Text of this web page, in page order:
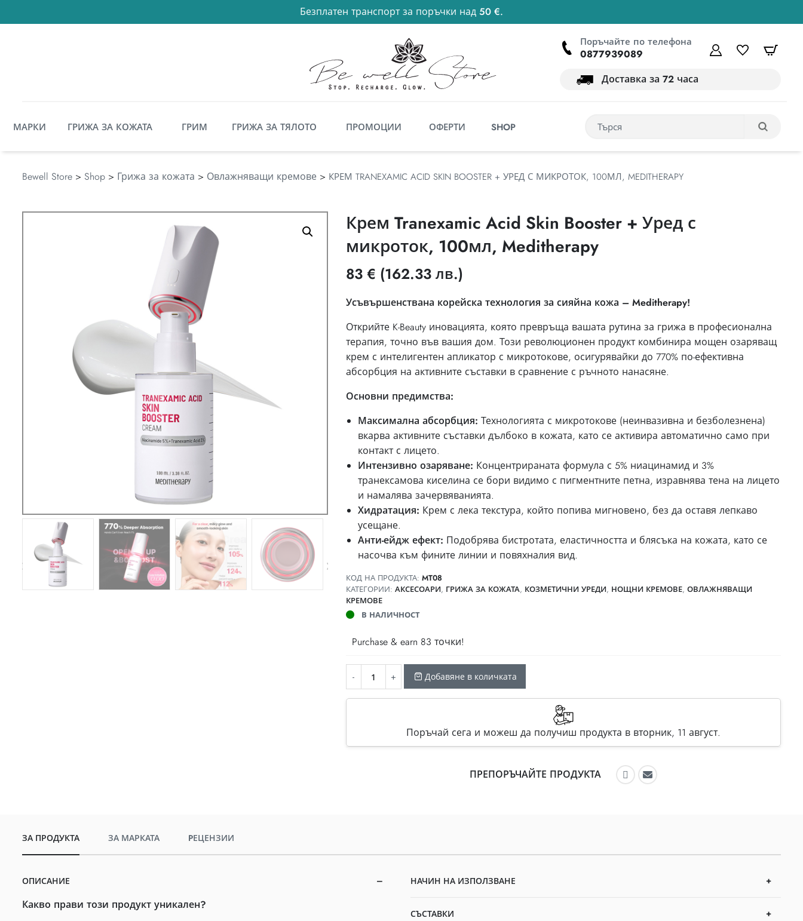
Безплатен транспорт за поръчки над 50 €.
50€
Поръчайте по телефона
0877939089
Моята сметка
списък с
Доставка за 72 часа
МАРКИ ГРИЖА ЗА КОЖАТА ГРИМ ГРИЖА ЗА ТЯЛОТО ПРОМОЦИИ ОФЕРТИ SHOP
Bewell Store > Shop > Грижа за кожата > Овлажняващи кремове > КРЕМ TRANEXAMIC ACID SKIN BOOSTER + УРЕД С МИКРОТОК, 100МЛ, MEDITHERAPY
Крем Tranexamic Acid Skin Booster + Уред с
микроток, 100мл, Meditherapy
83 € (162.33 лв.)
Усъвършенствана корейска технология за сияйна кожа – Meditherapy!
Открийте K-Beauty иновацията, която превръща вашата рутина за грижа в професионална
терапия, точно във вашия дом. Този революционен продукт комбинира мощен озаряващ
крем с интелигентен апликатор с микротокове, осигурявайки до 770% по-ефективна
абсорбция на активните съставки в сравнение с ръчното нанасяне.
Основни предимства:
Максимална абсорбция: Технологията с микротокове (неинвазивна и безболезнена)
вкарва активните съставки дълбоко в кожата, като се активира автоматично само при
контакт с лицето.
Интензивно озаряване: Концентрираната формула с 5% ниацинамид и 3%
транексамова киселина се бори видимо с пигментните петна, изравнява тена на лицето
и намалява зачервяванията.
Хидратация: Крем с лека текстура, който попива мигновено, без да оставя лепкаво
усещане.
Анти-ейдж ефект: Подобрява бистротата, еластичността и блясъка на кожата, като се
насочва към фините линии и повяхналия вид.
КОД НА ПРОДУКТА: MT08
КАТЕГОРИИ: АКСЕСОАРИ, ГРИЖА ЗА КОЖАТА, КОЗМЕТИЧНИ УРЕДИ, НОЩНИ КРЕМОВЕ, ОВЛАЖНЯВАЩИ
КРЕМОВЕ
В НАЛИЧНОСТ
Purchase & earn 83 точки!
Добавяне в количката
Поръчай сега и можеш да получиш продукта в вторник, 11 август.
ПРЕПОРЪЧАЙТЕ ПРОДУКТА
Препоръчайте във Facebook
Препоръчайте по имейл
ЗА ПРОДУКТА ЗА МАРКАТА PЕЦЕНЗИИ
ОПИСАНИЕ
Какво прави този продукт уникален?
НАЧИН НА ИЗПОЛЗВАНЕ
СЪСТАВКИ